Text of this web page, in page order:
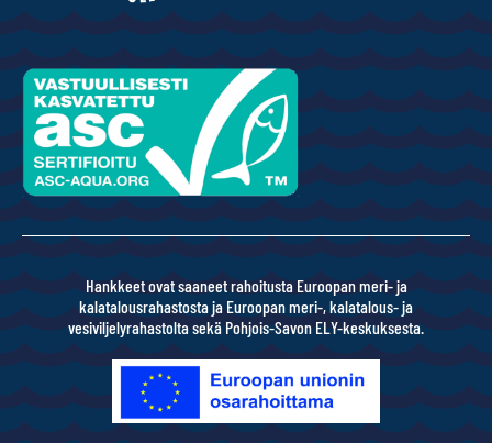
Hankkeet ovat saaneet rahoitusta Euroopan meri- ja
kalatalousrahastosta ja Euroopan meri-, kalatalous- ja
vesiviljelyrahastolta sekä Pohjois-Savon ELY-keskuksesta.